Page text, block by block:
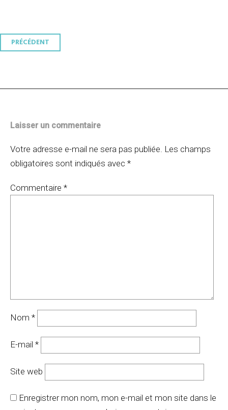
Navigation
PRÉCÉDENT
Laisser un commentaire
Votre adresse e-mail ne sera pas publiée. Les champs
obligatoires sont indiqués avec *
Commentaire *
Nom *
E-mail *
Site web
Enregistrer mon nom, mon e-mail et mon site dans le